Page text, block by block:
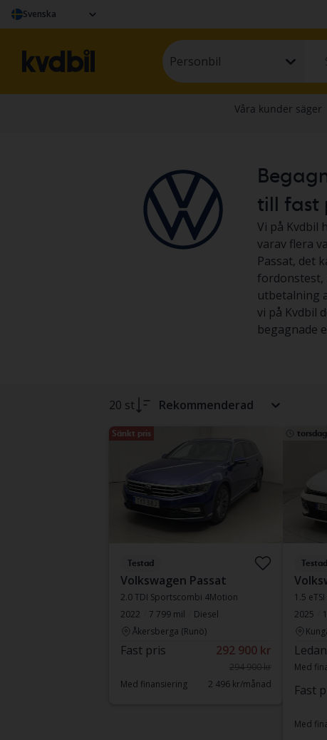
Svenska
Personbil
till fast
Vi på Kvdbil
varav flera
Passat, det
fordonstest,
utbetalning
vi på Kvdbil
begagnade
20 st Rekommenderad
Sänkt pris
Testad
Volkswagen Passat
2.0 TDI Sportscombi 4Motion
2022
7 799 mil
Diesel
Åkersberga (Runö)
Fast pris 292 900 kr
294 900 kr
Med finansiering
2 496 kr/månad
torsdag
Testad
1.5
2025
Med
Fast
Med